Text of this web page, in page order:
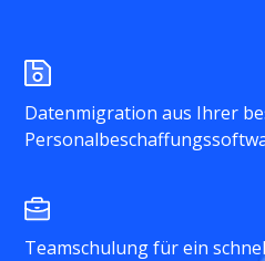
Datenmigration aus Ihrer
Teamschulung für ein